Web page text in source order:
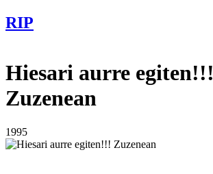
RIP
Hiesari aurre egiten!!!
Zuzenean
1995